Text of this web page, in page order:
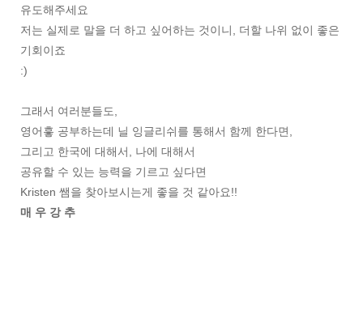
유도해주세요
저는 실제로 말을 더 하고 싶어하는 것이니, 더할 나위 없이 좋은
기회이죠
:)
그래서 여러분들도,
영어흫 공부하는데 닐 잉글리쉬를 통해서 함께 한다면,
그리고 한국에 대해서, 나에 대해서
공유할 수 있는 능력을 기르고 싶다면
Kristen 쌤을 찾아보시는게 좋을 것 같아요!!
매 우 강 추